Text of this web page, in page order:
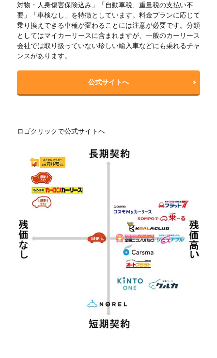
対物・人身傷害保険込み」「自動車税、重量税の支払い不
要」「車検なし」を特徴としています。料金プランに応じて
乗り換えできる車種が変わることには注意が必要です。分類
としてはマイカーリースに含まれますが、一般のカーリース
会社では取り扱っていない珍しい輸入車などにも乗れるチャ
ンスがあります。
公式サイトへ
ロゴクリックで公式サイトへ